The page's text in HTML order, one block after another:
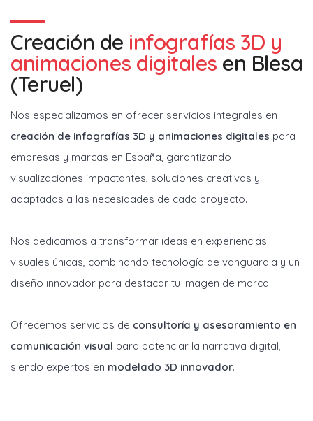
Creación de infografías 3D y
animaciones digitales en Blesa
(Teruel)
Nos especializamos en ofrecer servicios integrales en
creación de infografías 3D y animaciones digitales para
empresas y marcas en España, garantizando
visualizaciones impactantes, soluciones creativas y
adaptadas a las necesidades de cada proyecto.
Nos dedicamos a transformar ideas en experiencias
visuales únicas, combinando tecnología de vanguardia y un
diseño innovador para destacar tu imagen de marca.
Ofrecemos servicios de consultoría y asesoramiento en
comunicación visual para potenciar la narrativa digital,
siendo expertos en modelado 3D innovador.